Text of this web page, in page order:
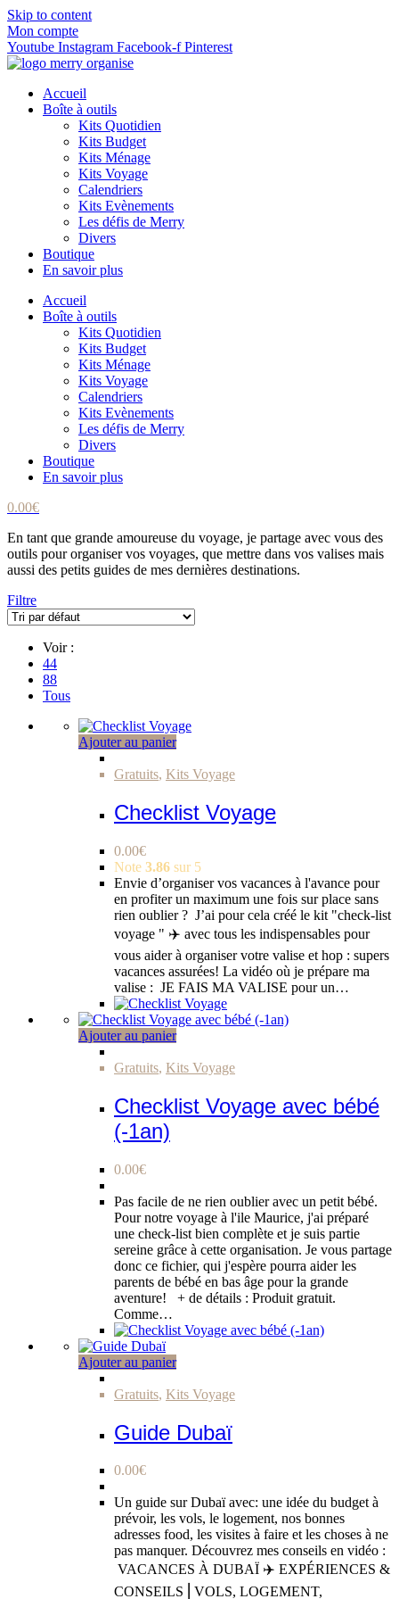
Skip to content
Mon compte
Youtube Instagram Facebook-f Pinterest
Accueil
Boîte à outils
Kits Quotidien
Kits Budget
Kits Ménage
Kits Voyage
Calendriers
Kits Evènements
Les défis de Merry
Divers
Boutique
En savoir plus
Accueil
Boîte à outils
Kits Quotidien
Kits Budget
Kits Ménage
Kits Voyage
Calendriers
Kits Evènements
Les défis de Merry
Divers
Boutique
En savoir plus
0.00€
En tant que grande amoureuse du voyage, je partage avec vous des
outils pour organiser vos voyages, que mettre dans vos valises mais
aussi des petits guides de mes dernières destinations.
Filtre
Voir :
44
88
Tous
Ajouter au panier
Gratuits, Kits Voyage
Checklist Voyage
0.00€
Note 3.86 sur 5
Envie d’organiser vos vacances à l'avance pour
en profiter un maximum une fois sur place sans
rien oublier ? J’ai pour cela créé le kit "check-list
voyage " ✈️ avec tous les indispensables pour
vous aider à organiser votre valise et hop : supers
vacances assurées! La vidéo où je prépare ma
valise : JE FAIS MA VALISE pour un…
Ajouter au panier
Gratuits, Kits Voyage
Checklist Voyage avec bébé
(-1an)
0.00€
Pas facile de ne rien oublier avec un petit bébé.
Pour notre voyage à l'ile Maurice, j'ai préparé
une check-list bien complète et je suis partie
sereine grâce à cette organisation. Je vous partage
donc ce fichier, qui j'espère pourra aider les
parents de bébé en bas âge pour la grande
aventure! + de détails : Produit gratuit.
Comme…
Ajouter au panier
Gratuits, Kits Voyage
Guide Dubaï
0.00€
Un guide sur Dubaï avec: une idée du budget à
prévoir, les vols, le logement, nos bonnes
adresses food, les visites à faire et les choses à ne
pas manquer. Découvrez mes conseils en vidéo :
VACANCES À DUBAÏ ✈️ EXPÉRIENCES &
CONSEILS ⎜VOLS, LOGEMENT,